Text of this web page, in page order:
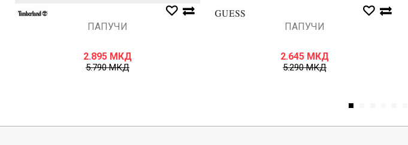
ПАПУЧИ
2.895 МКД
5.790МКД
ПАПУЧИ
2.645 МКД
5.290МКД
1